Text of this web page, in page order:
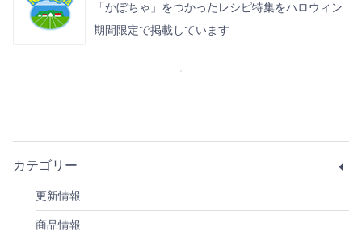
「かぼちゃ」をつかったレシピ特集をハロウィン
期間限定で掲載しています
カテゴリー
更新情報
商品情報